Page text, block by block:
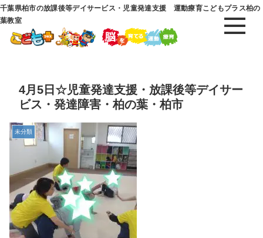
千葉県柏市の放課後等デイサービス・児童発達支援 運動療育こどもプラス柏の
葉教室
4月5日☆児童発達支援・放課後等デイサー
ビス・発達障害・柏の葉・柏市
未分類